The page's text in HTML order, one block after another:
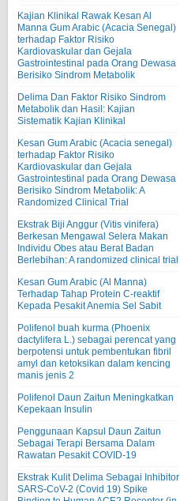
Kajian Klinikal Rawak Kesan Al
Manna Gum Arabic (Acacia Senegal)
terhadap Faktor Risiko
Kardiovaskular dan Gejala
Gastrointestinal pada Orang Dewasa
Berisiko Sindrom Metabolik
Delima Dan Faktor Risiko Sindrom
Metabolik dan Hasil: Kajian
Sistematik Kajian Klinikal
Kesan Gum Arabic (Acacia senegal)
terhadap Faktor Risiko
Kardiovaskular dan Gejala
Gastrointestinal pada Orang Dewasa
Berisiko Sindrom Metabolik: A
Randomized Clinical Trial
Ekstrak Biji Anggur (Vitis vinifera)
Berkesan Mengawal Selera Makan
Individu Obes atau Berat Badan
Berlebihan: A randomized clinical trial
Kesan Gum Arabic (Al Manna)
Terhadap Tahap Protein C-reaktif
Kepada Pesakit Anemia Sel Sabit
Polifenol buah kurma (Phoenix
dactylifera L.) sebagai perencat yang
berpotensi untuk pembentukan fibril
amyl dan ketoksikan dalam kencing
manis jenis 2
Polifenol Daun Zaitun Meningkatkan
Kepekaan Insulin
Penggunaan Kapsul Daun Zaitun
Sebagai Terapi Bersama Dalam
Rawatan Pesakit COVID-19
Ekstrak Kulit Delima Sebagai Inhibitor
SARS-CoV-2 (Covid 19) Spike